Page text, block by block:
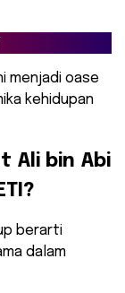
menjadi oase
kehidupan
Ali bin Abi
berarti
dalam